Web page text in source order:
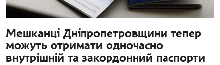
Мешканці Дніпропетровщини тепер
можуть отримати одночасно
внутрішній та закордонний паспорти